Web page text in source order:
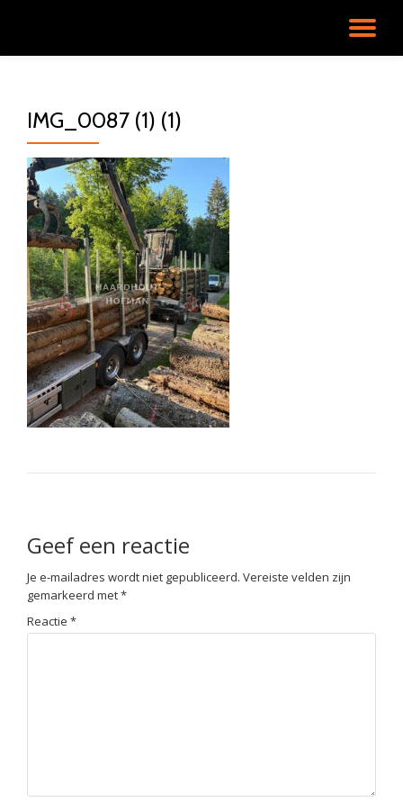
inhoudIMG_0087 (1) (1)
Geef een reactie
Je e-mailadres wordt niet gepubliceerd. Vereiste velden zijn
gemarkeerd met*
Reactie *